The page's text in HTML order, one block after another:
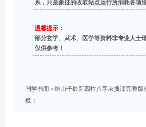
系，只是象征的收取站点运行所消耗各项
温馨提示：
部分玄学、武术、医学等资料非专业人士
仅供参考！
国学书阁 » 焰山子最新四柱八字录播课完整版
载！